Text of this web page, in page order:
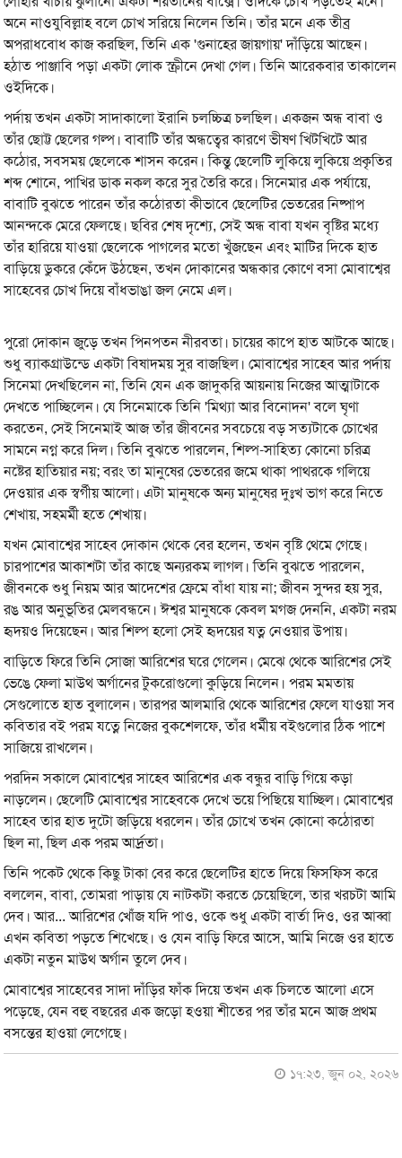
অনে নাওযুবিল্লাহ বলে চোখ সরিয়ে নিলেন তিনি। তাঁর মনে এক তীব্র
অপরাধবোধ কাজ করছিল, তিনি এক 'গুনাহের জায়গায়' দাঁড়িয়ে আছেন।
হঠাত পাঞ্জাবি পড়া একটা লোক স্ক্রীনে দেখা গেল। তিনি আরেকবার তাকালেন
ওইদিকে।
পর্দায় তখন একটা সাদাকালো ইরানি চলচ্চিত্র চলছিল। একজন অন্ধ বাবা ও
তাঁর ছোট্ট ছেলের গল্প। বাবাটি তাঁর অন্ধত্বের কারণে ভীষণ খিটখিটে আর
কঠোর, সবসময় ছেলেকে শাসন করেন। কিন্তু ছেলেটি লুকিয়ে লুকিয়ে প্রকৃতির
শব্দ শোনে, পাখির ডাক নকল করে সুর তৈরি করে। সিনেমার এক পর্যায়ে,
বাবাটি বুঝতে পারেন তাঁর কঠোরতা কীভাবে ছেলেটির ভেতরের নিষ্পাপ
আনন্দকে মেরে ফেলছে। ছবির শেষ দৃশ্যে, সেই অন্ধ বাবা যখন বৃষ্টির মধ্যে
তাঁর হারিয়ে যাওয়া ছেলেকে পাগলের মতো খুঁজছেন এবং মাটির দিকে হাত
বাড়িয়ে ডুকরে কেঁদে উঠছেন, তখন দোকানের অন্ধকার কোণে বসা মোবাশ্বের
সাহেবের চোখ দিয়ে বাঁধভাঙা জল নেমে এল।
পুরো দোকান জুড়ে তখন পিনপতন নীরবতা। চায়ের কাপে হাত আটকে আছে।
শুধু ব্যাকগ্রাউন্ডে একটা বিষাদময় সুর বাজছিল। মোবাশ্বের সাহেব আর পর্দায়
সিনেমা দেখছিলেন না, তিনি যেন এক জাদুকরি আয়নায় নিজের আত্মাটাকে
দেখতে পাচ্ছিলেন। যে সিনেমাকে তিনি 'মিথ্যা আর বিনোদন' বলে ঘৃণা
করতেন, সেই সিনেমাই আজ তাঁর জীবনের সবচেয়ে বড় সত্যটাকে চোখের
সামনে নগ্ন করে দিল। তিনি বুঝতে পারলেন, শিল্প-সাহিত্য কোনো চরিত্র
নষ্টের হাতিয়ার নয়; বরং তা মানুষের ভেতরের জমে থাকা পাথরকে গলিয়ে
দেওয়ার এক স্বর্গীয় আলো। এটা মানুষকে অন্য মানুষের দুঃখ ভাগ করে নিতে
শেখায়, সহমর্মী হতে শেখায়।
যখন মোবাশ্বের সাহেব দোকান থেকে বের হলেন, তখন বৃষ্টি থেমে গেছে।
চারপাশের আকাশটা তাঁর কাছে অন্যরকম লাগল। তিনি বুঝতে পারলেন,
জীবনকে শুধু নিয়ম আর আদেশের ফ্রেমে বাঁধা যায় না; জীবন সুন্দর হয় সুর,
রঙ আর অনুভূতির মেলবন্ধনে। ঈশ্বর মানুষকে কেবল মগজ দেননি, একটা নরম
হৃদয়ও দিয়েছেন। আর শিল্প হলো সেই হৃদয়ের যত্ন নেওয়ার উপায়।
বাড়িতে ফিরে তিনি সোজা আরিশের ঘরে গেলেন। মেঝে থেকে আরিশের সেই
ভেঙে ফেলা মাউথ অর্গানের টুকরোগুলো কুড়িয়ে নিলেন। পরম মমতায়
সেগুলোতে হাত বুলালেন। তারপর আলমারি থেকে আরিশের ফেলে যাওয়া সব
কবিতার বই পরম যত্নে নিজের বুকশেলফে, তাঁর ধর্মীয় বইগুলোর ঠিক পাশে
সাজিয়ে রাখলেন।
পরদিন সকালে মোবাশ্বের সাহেব আরিশের এক বন্ধুর বাড়ি গিয়ে কড়া
নাড়লেন। ছেলেটি মোবাশ্বের সাহেবকে দেখে ভয়ে পিছিয়ে যাচ্ছিল। মোবাশ্বের
সাহেব তার হাত দুটো জড়িয়ে ধরলেন। তাঁর চোখে তখন কোনো কঠোরতা
ছিল না, ছিল এক পরম আর্দ্রতা।
তিনি পকেট থেকে কিছু টাকা বের করে ছেলেটির হাতে দিয়ে ফিসফিস করে
বললেন, বাবা, তোমরা পাড়ায় যে নাটকটা করতে চেয়েছিলে, তার খরচটা আমি
দেব। আর... আরিশের খোঁজ যদি পাও, ওকে শুধু একটা বার্তা দিও, ওর আব্বা
এখন কবিতা পড়তে শিখেছে। ও যেন বাড়ি ফিরে আসে, আমি নিজে ওর হাতে
একটা নতুন মাউথ অর্গান তুলে দেব।
মোবাশ্বের সাহেবের সাদা দাঁড়ির ফাঁক দিয়ে তখন এক চিলতে আলো এসে
পড়েছে, যেন বহু বছরের এক জড়ো হওয়া শীতের পর তাঁর মনে আজ প্রথম
বসন্তের হাওয়া লেগেছে।
১৭:২৩, জুন ০২, ২০২৬